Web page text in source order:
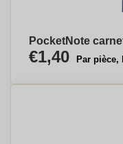
PocketNote
€1,40 Par pièce,